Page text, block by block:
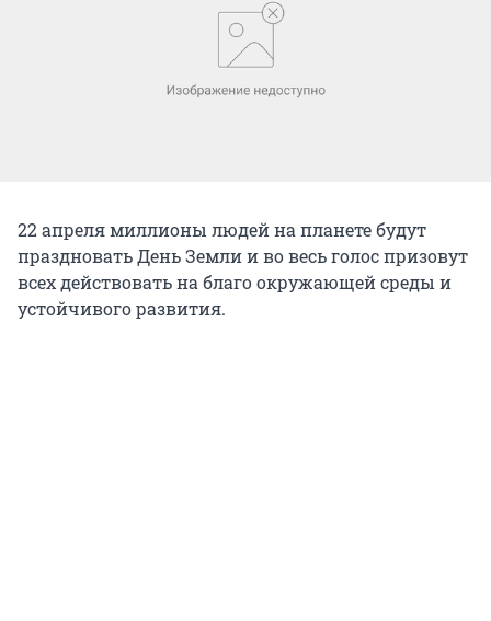
22 апреля миллионы людей на планете будут
праздновать День Земли и во весь голос призовут
всех действовать на благо окружающей среды и
устойчивого развития.